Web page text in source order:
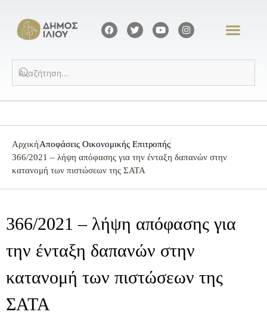
ΑρχικήΑποφάσεις Οικονομικής Επιτροπής
366/2021 – λήψη απόφασης για την ένταξη δαπανών στην
κατανομή των πιστώσεων της ΣΑΤΑ
366/2021 – λήψη απόφασης για
την ένταξη δαπανών στην
κατανομή των πιστώσεων της
ΣΑΤΑ